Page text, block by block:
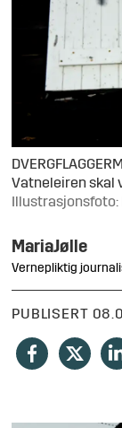
Vatneleiren skal
Illustrasjonsfoto:
MariaJølle
Vernepliktig
PUBLISERT